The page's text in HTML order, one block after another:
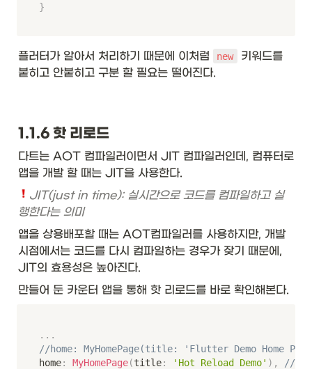
}
플러터가 알아서 처리하기 때문에 이처럼 new
키워드를
붙히고 안붙히고 구분 할 필요는 떨어진다.
1.1.6 핫 리로드
다트는 AOT 컴파일러이면서 JIT 컴파일러인데, 컴퓨터로
앱을 개발 할 때는 JIT을 사용한다.
JIT(just in time): 실시간으로 코드를 컴파일하고 실
행한다는 의미
앱을 상용배포할 때는 AOT컴파일러를 사용하지만, 개발
시점에서는 코드를 다시 컴파일하는 경우가 잦기 때문에,
JIT의 효용성은 높아진다.
만들어 둔 카운터 앱을 통해 핫 리로드를 바로 확인해본다.
. . .
//home: MyHomePage(title: 'Flutter Demo Home
home: MyHomePage(title: 'Hot Reload Demo' ) ,
//